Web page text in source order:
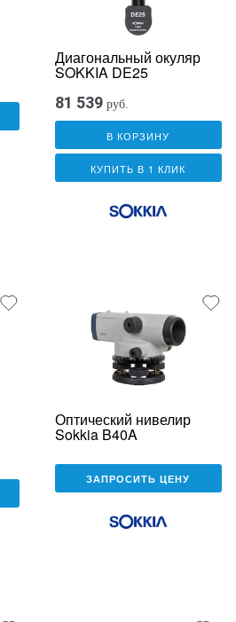
Диагональный окуляр
SOKKIA DE25
81 539 руб.
В КОРЗИНУ
КУПИТЬ В 1 КЛИК
Оптический нивелир
Sokkia B40A
ЗАПРОСИТЬ ЦЕНУ